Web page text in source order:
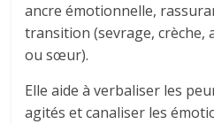
ancre émotionnelle,
transition (sevrage, crèche,
ou sœur).
Elle aide à verbaliser les
agités et canaliser les